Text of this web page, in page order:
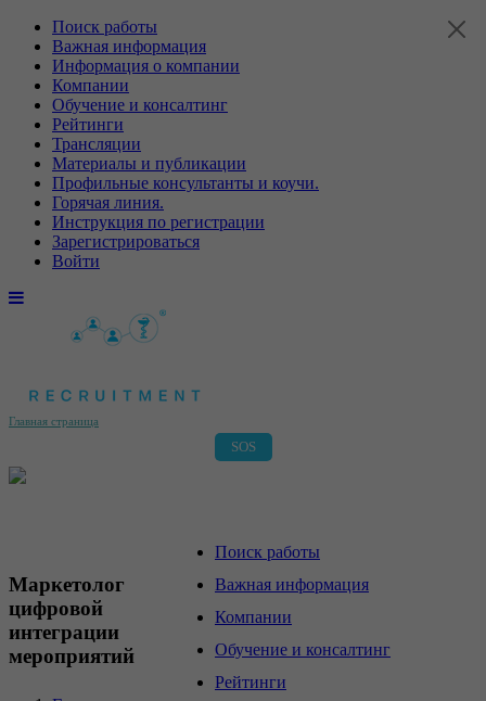
Поиск работы
Важная информация
Информация о компании
Компании
Обучение и консалтинг
Рейтинги
Трансляции
Материалы и публикации
Профильные консультанты и коучи.
Горячая линия.
Инструкция по регистрации
Зарегистрироваться
Войти
Главная страница
SOS
Поиск работы
Важная информация
Компании
Обучение и консалтинг
Рейтинги
Маркетолог
цифровой
интеграции
мероприятий